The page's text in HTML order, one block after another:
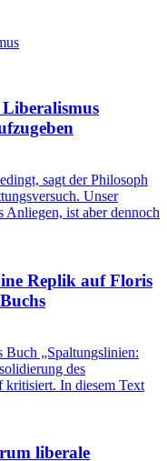
sagt der Philosoph
Unser
Anliegen, ist aber dennoch
Replik auf Floris
„Spaltungslinien:
des
kritisiert. In diesem Text
liberale